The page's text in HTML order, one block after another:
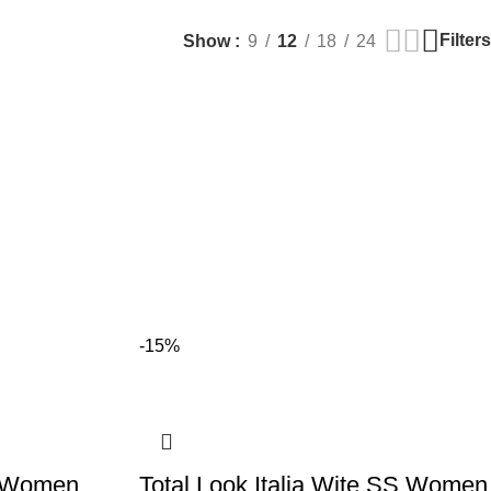
Show 9 12 18 24 Filters
-15%
Total Look Italia Wite SS Women